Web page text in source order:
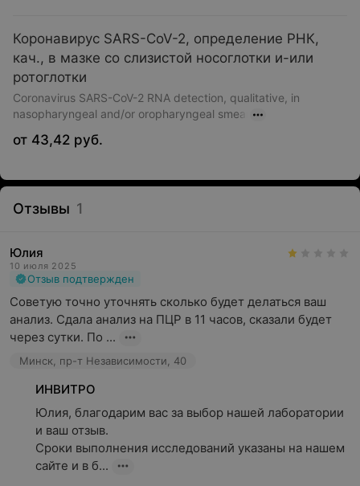
почки, а также оценить уровень сахара и
холестерина.
Гормональная диагностика
контроля эндокринной системы, репродуктивного
здоровья и обмена веществ.
Микробиологические исследования
определение возбудителей и их чувствительности к
терапии.
состояние иммунной системы, диагностировать
аллергии и аутоиммунные заболевания.
Генетические исследования
выявления наследственных заболеваний,
определения предрасположенности к различным
патологиям.
Почему лабораторная диагностика
важна?
Коронавирус SARS-CoV-2, определение РНК,
кач., в мазке со слизистой носоглотки и-или
ротоглотки
Coronavirus SARS-CoV-2 RNA detection, qualitative, in
nasopharyngeal and/or oropharyngeal smear
от 43,42 руб.
Отзывы 1
Юлия
10 июля 2025
Отзыв подтвержден
Советую точно уточнять сколько будет делаться ваш
анализ. Сдала анализ на ПЦР в 11 часов, сказали будет
через сутки. По ...
Минск, пр-т Независимости, 40
ИНВИТРО
Юлия, благодарим вас за выбор нашей лаборатории
и ваш отзыв.
Сроки выполнения исследований указаны на нашем
сайте и в б...